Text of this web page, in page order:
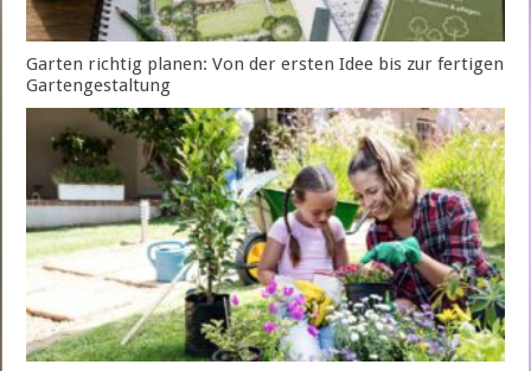
Garten richtig planen: Von der ersten Idee bis zur fertigen
Gartengestaltung